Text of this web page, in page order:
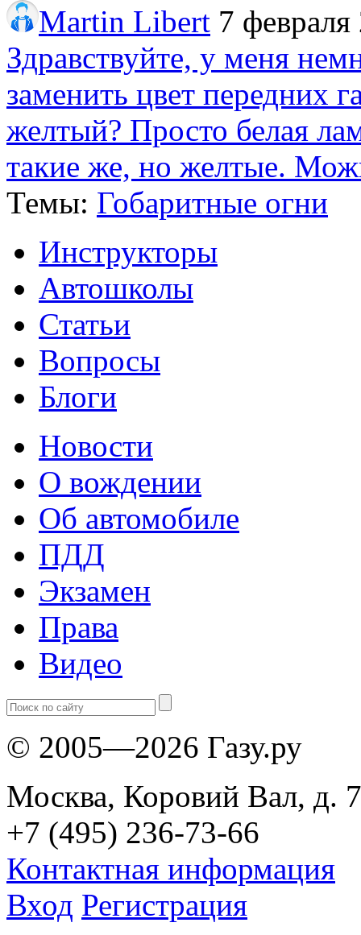
Martin Libert 7
Здравствуйте, у меня
заменить цвет передних
желтый? Просто белая
такие же, но желтые.
Темы: Гобаритные огни
Инструкторы
Автошколы
Статьи
Вопросы
Блоги
Новости
О вождении
Об автомобиле
ПДД
Экзамен
Права
Видео
© 2005—2026 Газу.ру
Москва, Коровий Вал, д.
+7 (495) 236-73-66
Контактная информация
Вход Регистрация